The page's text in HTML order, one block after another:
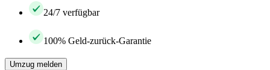
24/7 verfügbar
100% Geld-zurück-Garantie
Umzug melden